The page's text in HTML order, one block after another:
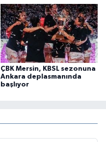
ÇBK Mersin, KBSL sezonuna
Ankara deplasmanında
başlıyor